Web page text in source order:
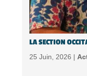
LA SECTION
25 Juin, 2026 |